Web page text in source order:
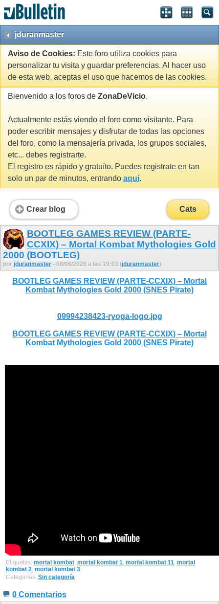
jduranmaster
Aviso de Cookies: Este foro utiliza cookies para
personalizar tu visita y guardar preferencias. Al hacer uso
de esta web, aceptas el uso que hacemos de las cookies.
Bienvenido a los foros de ZonaDeVicio.
Actualmente estás viendo el foro como visitante. Para
poder escribir mensajes y disfrutar de todas las opciones
del foro, como la mensajería privada, los grupos sociales,
etc... debes registrarte.
El registro es rápido y gratuíto. Puedes registrate en tan
solo un par de minutos, entrando aquí.
Crear blog Cats
BOOTLEG GAMES REVIEW (PARTE-
CCXIX) – Mortal Kombat Mythologies Gold
2000 (BOOTLEG)
por jduranmaster - 08/06/2026 a las 19:03 (jduranmaster)
BOOTLEG GAMES REVIEW (PARTE-CCXIX) – Mortal
Kombat Mythologies Gold 2000 (SNES Pirate)
09994238423-ryoga-logo.jpg
BOOTLEG GAMES REVIEW (PARTE-CCXIX) – Mortal
Kombat Mythologies Gold 2000 (SNES Pirate)
Etiquetas: mortal kombat, mortal kombat 1, mortal kombat 11, mortal
kombat 2, mortal kombat 3
Categorías: Sin categoría
0 Comentarios